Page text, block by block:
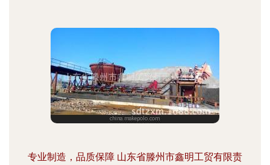
专业制造，品质保障 山东省滕州市鑫明工贸有限责